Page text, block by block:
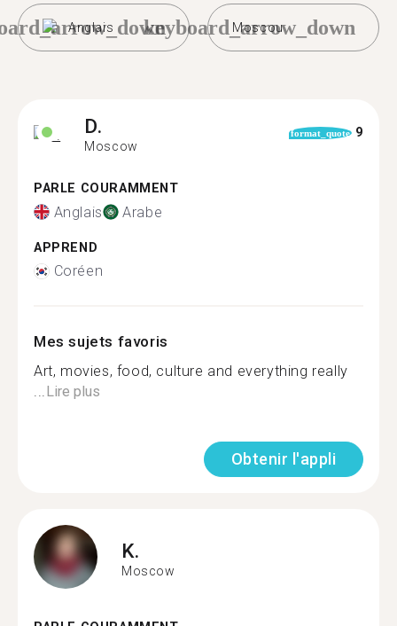
Anglais Moscou
keyboard_arrow_down
D.
Moscow
format_quote 9
PARLE COURAMMENT
Anglais Arabe
APPREND
Coréen
Mes sujets favoris
Art, movies, food, culture and everything really
...Lire plus
Obtenir l'appli
K.
Moscow